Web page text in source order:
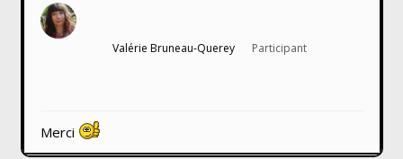
Valérie Bruneau-Querey Participant
Merci